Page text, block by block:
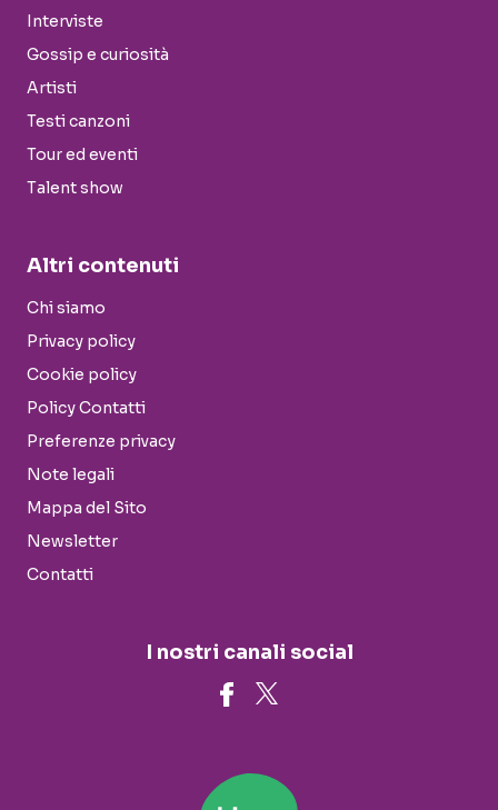
Interviste
Gossip e curiosità
Artisti
Testi canzoni
Tour ed eventi
Talent show
Altri contenuti
Chi siamo
Privacy policy
Cookie policy
Policy Contatti
Preferenze privacy
Note legali
Mappa del Sito
Newsletter
Contatti
I nostri canali social